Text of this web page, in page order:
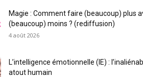
Magie : Comment faire (beaucoup) plus
(beaucoup) moins ? (rediffusion)
4 août 2026
L’intelligence émotionnelle (IE) :
atout humain